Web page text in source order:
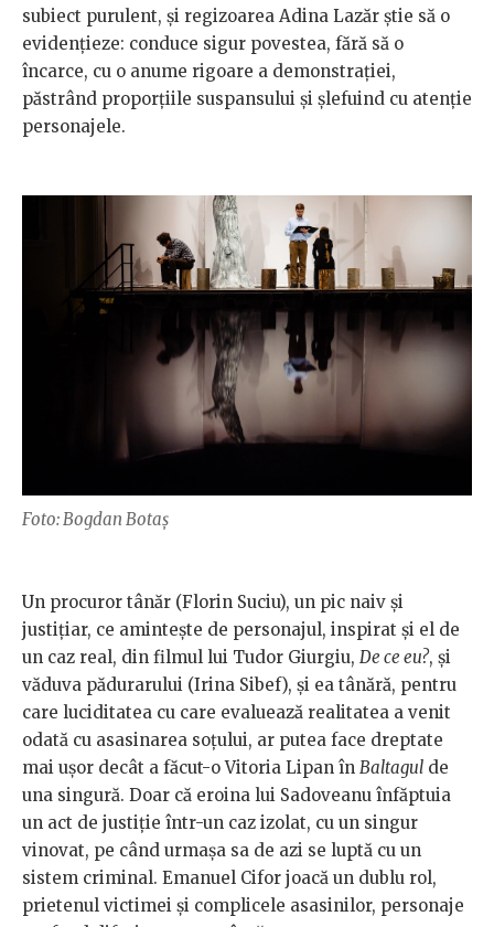
subiect purulent, și regizoarea Adina Lazăr știe să o
evidențieze: conduce sigur povestea, fără să o
încarce, cu o anume rigoare a demonstrației,
păstrând proporțiile suspansului și șlefuind cu atenție
personajele.
Foto: Bogdan Botaș
Un procuror tânăr (Florin Suciu), un pic naiv și
justițiar, ce amintește de personajul, inspirat și el de
un caz real, din filmul lui Tudor Giurgiu, De ce eu?, și
văduva pădurarului (Irina Sibef), și ea tânără, pentru
care luciditatea cu care evaluează realitatea a venit
odată cu asasinarea soțului, ar putea face dreptate
mai ușor decât a făcut-o Vitoria Lipan în Baltagul de
una singură. Doar că eroina lui Sadoveanu înfăptuia
un act de justiție într-un caz izolat, cu un singur
vinovat, pe când urmașa sa de azi se luptă cu un
sistem criminal. Emanuel Cifor joacă un dublu rol,
prietenul victimei și complicele asasinilor, personaje